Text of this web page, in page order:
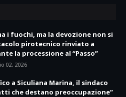
i fuochi, ma la devozione non si
pirotecnico rinviato a
la processione al “Passo”
02, 2026
a Siculiana Marina, il sindaco
che destano preoccupazione”